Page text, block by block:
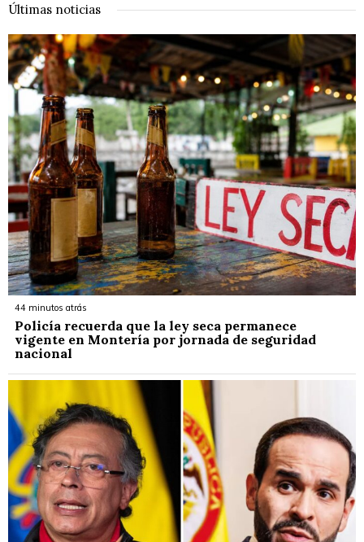
Últimas noticias
44 minutos atrás
Policía recuerda que la ley seca permanece
vigente en Montería por jornada de seguridad
nacional